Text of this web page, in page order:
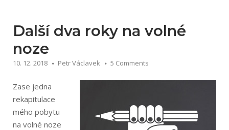
Další dva roky na volné
noze
10. 12. 2018 Petr Václavek 5 Comments
Zase jedna
rekapitulace
mého pobytu
na volné noze